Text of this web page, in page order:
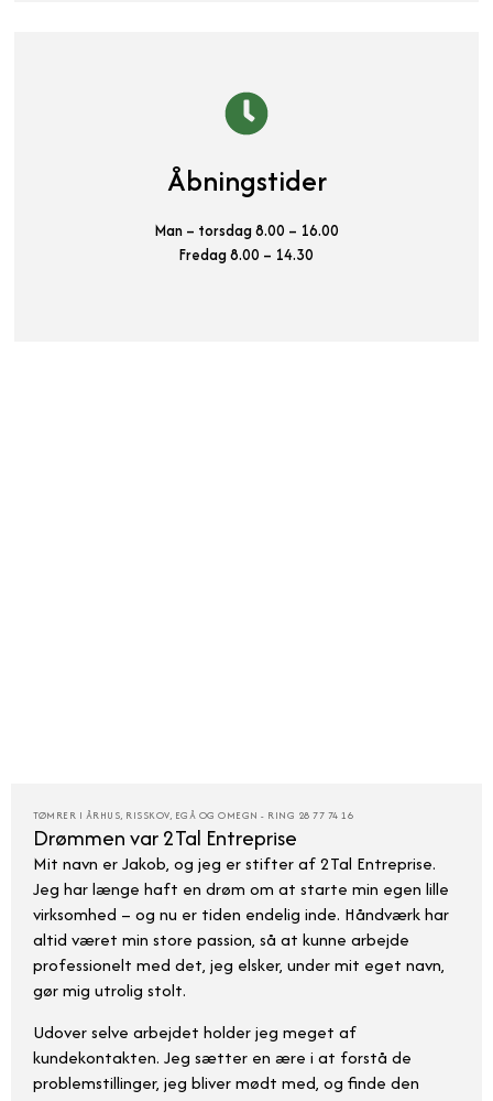
Åbningstider
Man – torsdag 8.00 – 16.00
Fredag 8.00 – 14.30
TØMRER I ÅRHUS, RISSKOV, EGÅ OG OMEGN - RING 28 77 74 16
Drømmen var 2Tal Entreprise
Mit navn er Jakob, og jeg er stifter af 2Tal Entreprise.
Jeg har længe haft en drøm om at starte min egen lille
virksomhed – og nu er tiden endelig inde. Håndværk har
altid været min store passion, så at kunne arbejde
professionelt med det, jeg elsker, under mit eget navn,
gør mig utrolig stolt.
Udover selve arbejdet holder jeg meget af
kundekontakten. Jeg sætter en ære i at forstå de
problemstillinger, jeg bliver mødt med, og finde den